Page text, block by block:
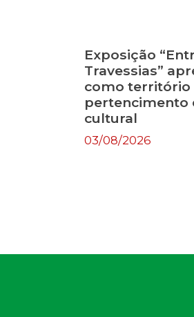
Exposição
Travessias”
como território
pertencimento
cultural
03/08/2026